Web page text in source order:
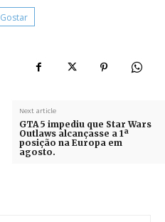
Gostar
Next article
GTA 5 impediu que Star Wars
Outlaws alcançasse a 1ª
posição na Europa em
agosto.